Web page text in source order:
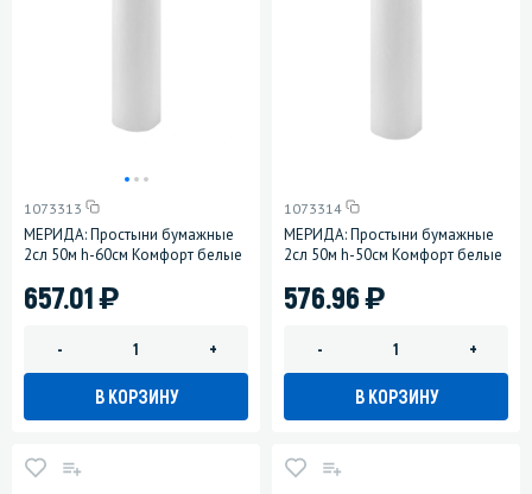
1073313
МЕРИДА: Простыни бумажные
2сл 50м h-60см Комфорт белые
657.01)
- +
В КОРЗИНУ
1073314
МЕРИДА: Простыни бумажные
2сл 50м h-50см Комфорт белые
576.96)
- +
В КОРЗИНУ